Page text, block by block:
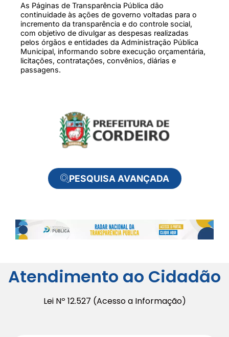
As Páginas de Transparência Pública dão
continuidade às ações de governo voltadas para o
incremento da transparência e do controle social,
com objetivo de divulgar as despesas realizadas
pelos órgãos e entidades da Administração Pública
Municipal, informando sobre execução orçamentária,
licitações, contratações, convênios, diárias e
passagens.
PESQUISA AVANÇADA
Atendimento ao Cidadão
Lei Nº 12.527 (Acesso a Informação)